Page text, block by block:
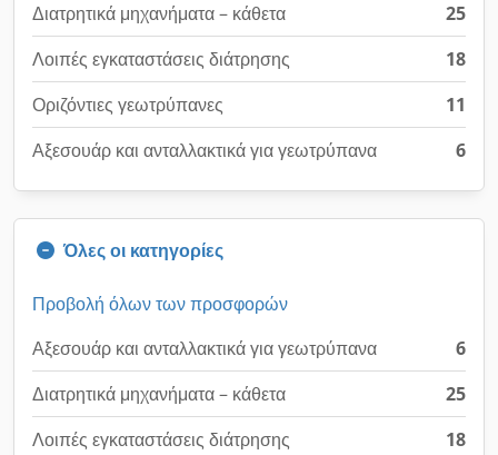
Διατρητικά μηχανήματα – κάθετα
25
Λοιπές εγκαταστάσεις διάτρησης
18
Οριζόντιες γεωτρύπανες
11
Αξεσουάρ και ανταλλακτικά για γεωτρύπανα
6
Όλες οι κατηγορίες
Προβολή όλων των προσφορών
Αξεσουάρ και ανταλλακτικά για γεωτρύπανα
6
Διατρητικά μηχανήματα – κάθετα
25
Λοιπές εγκαταστάσεις διάτρησης
18